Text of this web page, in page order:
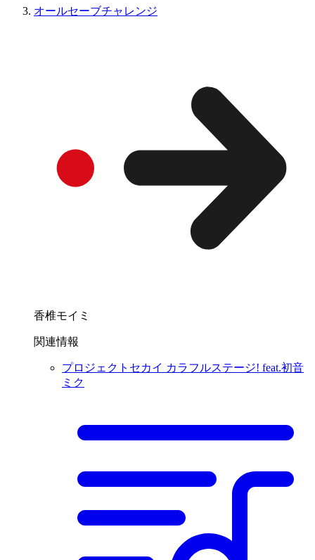
オールセーブチャレンジ
香椎モイミ
関連情報
プロジェクトセカイ カラフルステージ! feat.初音
ミク